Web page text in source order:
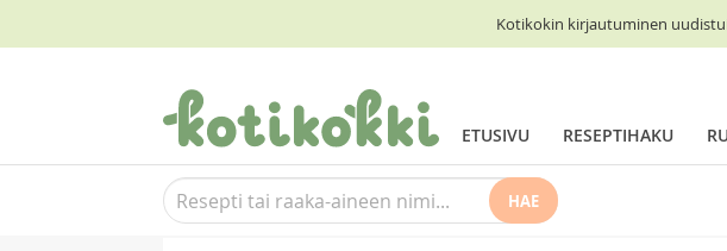
Kotikokin kirjautuminen
ETUSIVU RESEPTIHAKU
HAE